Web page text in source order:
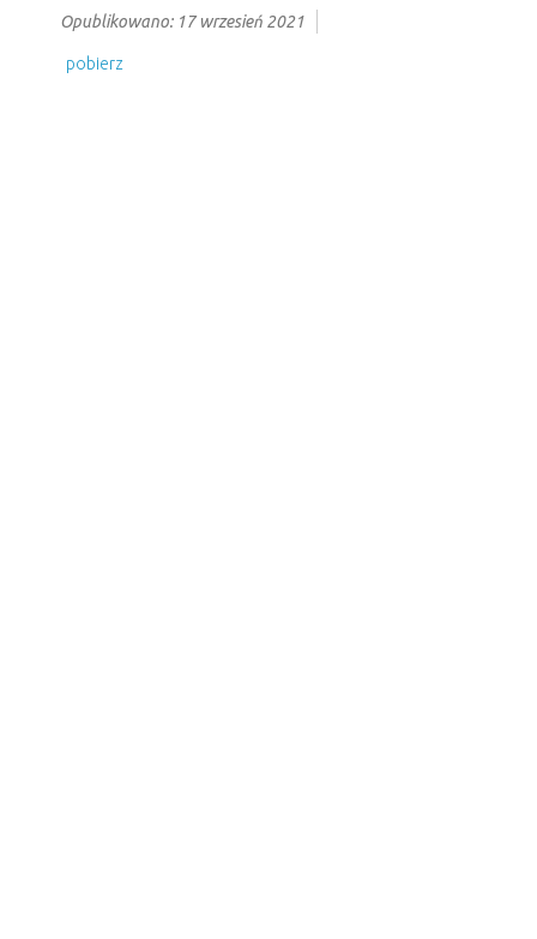
Opublikowano: 17 wrzesień 2021
pobierz